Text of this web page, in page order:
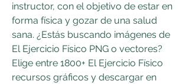
instructor, con el objetivo de estar en
forma física y gozar de una salud
sana. ¿Estás buscando imágenes de
El Ejercicio Físico PNG o vectores?
Elige entre 1800+ El Ejercicio Físico
recursos gráficos y descargar en